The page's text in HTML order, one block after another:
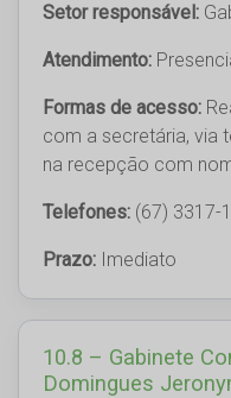
Setor responsável:
Atendimento:
Formas de acesso:
com a secretária, via
na recepção com
Telefones: (67) 3317-
Prazo: Imediato
10.8 – Gabinete
Domingues